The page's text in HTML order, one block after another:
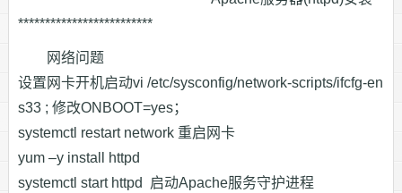
*************************
网络问题
设置网卡开机启动vi /etc/sysconfig/network-scripts/ifcfg-en
s33 ; 修改ONBOOT=yes；
systemctl restart network 重启网卡
yum –y install httpd
systemctl start httpd 启动Apache服务守护进程